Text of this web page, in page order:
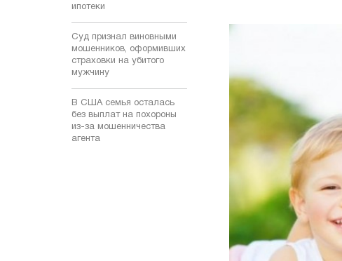
ипотеки
Суд признал виновными
мошенников, оформивших
страховки на убитого
мужчину
В США семья осталась
без выплат на похороны
из-за мошенничества
агента